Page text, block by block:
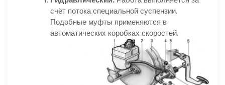
счёт потока специальной суспензии.
Подобные муфты применяются в
автоматических коробках скоростей.